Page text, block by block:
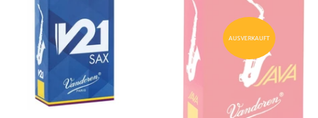
AUSVERKAUFT